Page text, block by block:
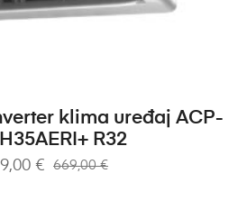
U KOŠARICU
klima uređaj ACP-
R32
669,00€
€